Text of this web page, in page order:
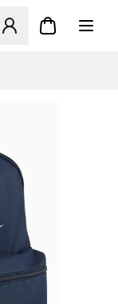
modal para iniciar